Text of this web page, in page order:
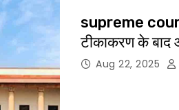
supreme court
टीकाकरण के
Aug 22, 2025